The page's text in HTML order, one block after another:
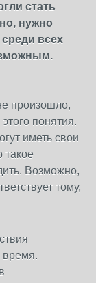
стать
нужно
всех
произошло,
понятия.
иметь свои
такое
Возможно,
тому,
время.